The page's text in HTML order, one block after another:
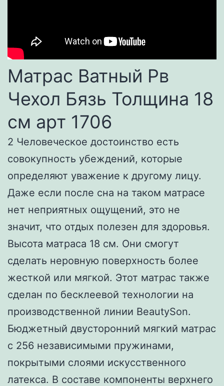
Матрас Ватный Рв
Чехол Бязь Толщина 18
см арт 1706
2 Человеческое достоинство есть
совокупность убеждений, которые
определяют уважение к другому лицу.
Даже если после сна на таком матрасе
нет неприятных ощущений, это не
значит, что отдых полезен для здоровья.
Высота матраса 18 см. Они смогут
сделать неровную поверхность более
жесткой или мягкой. Этот матрас также
сделан по бесклеевой технологии на
производственной линии BeautySon.
Бюджетный двусторонний мягкий матрас
с 256 независимыми пружинами,
покрытыми слоями искусственного
латекса. В составе компоненты верхнего